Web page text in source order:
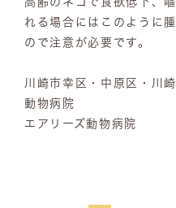
れる場合にはこのように
ので注意が必要です。
川崎市幸区・中原区・川
動物病院
エアリーズ動物病院